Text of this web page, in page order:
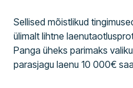
Sellised mõistlikud
ülimalt lihtne
Panga üheks parimaks
parasjagu laenu 10 000€